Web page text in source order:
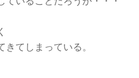
てしまっている。